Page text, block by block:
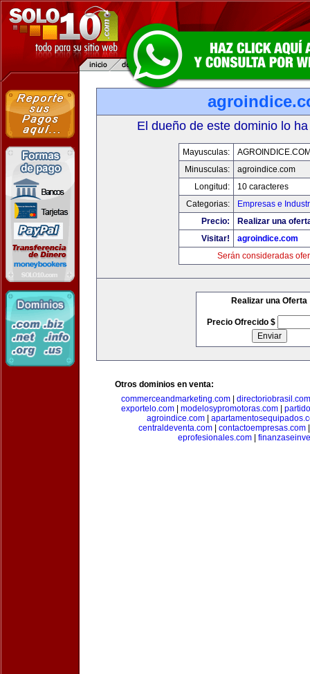
El dueño de este dominio lo
Mayusculas:
Minusculas:
agroindice.com
Longitud:
10 caracteres
Categorias:
Empresas e
Precio:
Realizar una
Visitar!
agroindice.com
Serán consideradas
Realizar una Oferta
Precio Ofrecido $
Otros dominios en venta:
commerceandmarketing.com| directoriobrasil.com
exportelo.com
modelosypromotoras.com
agroindice.com
centraldeventa.com
contactoempresas.com
eprofesionales.com